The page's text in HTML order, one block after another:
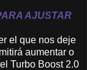
AJUSTAR
el que nos deje
aumentar o
Turbo Boost 2.0